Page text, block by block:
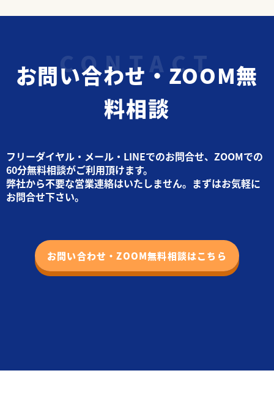
お問い合わせ・ZOOM無
料相談
フリーダイヤル・メール・LINEでのお問合せ、ZOOMでの
60分無料相談がご利用頂けます。
弊社から不要な営業連絡はいたしません。まずはお気軽に
お問合せ下さい。
お問い合わせ・ZOOM無料相談はこちら